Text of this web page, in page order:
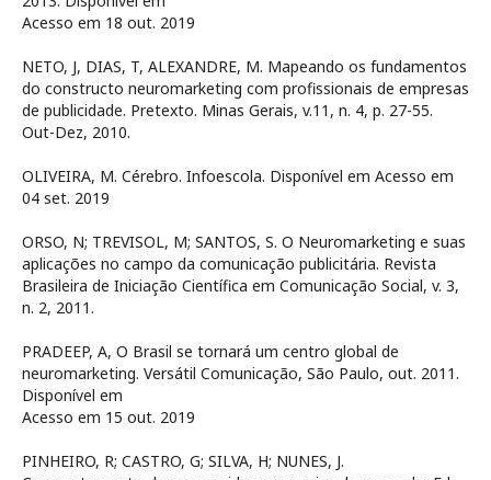
Acesso em 18 out. 2019
NETO, J, DIAS, T, ALEXANDRE, M. Mapeando os fundamentos
do constructo neuromarketing com profissionais de empresas
de publicidade. Pretexto. Minas Gerais, v.11, n. 4, p. 27-55.
Out-Dez, 2010.
OLIVEIRA, M. Cérebro. Infoescola. Disponível em Acesso em
04 set. 2019
ORSO, N; TREVISOL, M; SANTOS, S. O Neuromarketing e suas
aplicações no campo da comunicação publicitária. Revista
Brasileira de Iniciação Científica em Comunicação Social, v. 3,
n. 2, 2011.
PRADEEP, A, O Brasil se tornará um centro global de
neuromarketing. Versátil Comunicação, São Paulo, out. 2011.
Disponível em
Acesso em 15 out. 2019
PINHEIRO, R; CASTRO, G; SILVA, H; NUNES, J.